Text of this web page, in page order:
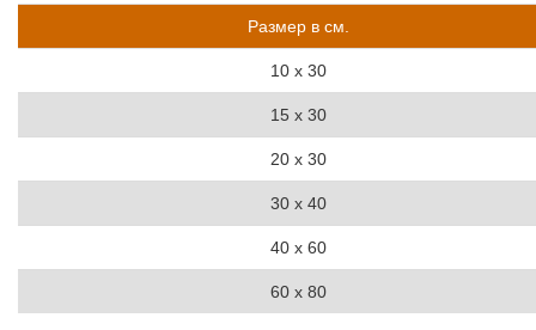
Размер в см.
10 х 30
15 х 30
20 х 30
30 х 40
40 х 60
60 х 80